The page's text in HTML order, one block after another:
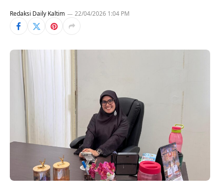
Redaksi Daily Kaltim 22/04/2026 1:04 PM